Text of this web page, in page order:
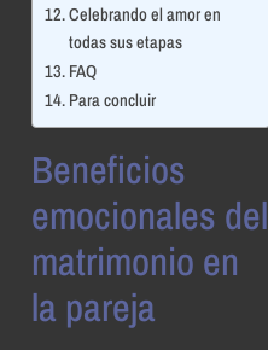
Celebrando el amor en
todas sus etapas
FAQ
Para concluir
Beneficios
emocionales del
matrimonio en
la pareja